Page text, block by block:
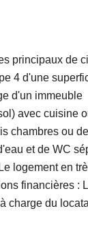
principaux de
4 d'une
d'un immeuble
avec cuisine
chambres ou
et de WC
logement en
financières :
charge du